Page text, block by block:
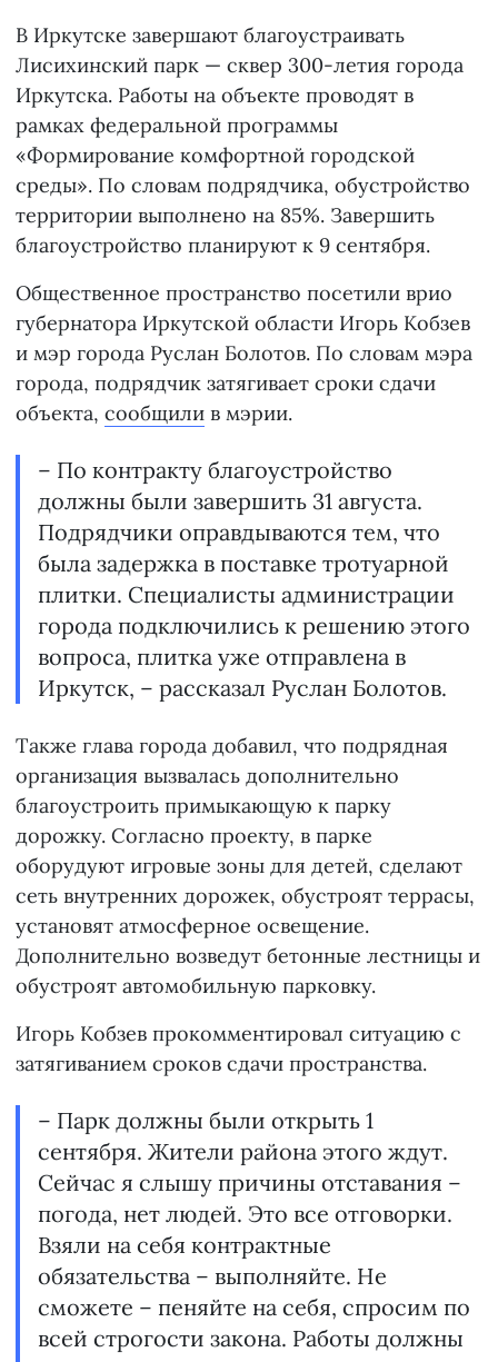
В Иркутске завершают благоустраивать
Лисихинский парк — сквер 300-летия города
Иркутска. Работы на объекте проводят в
рамках федеральной программы
«Формирование комфортной городской
среды». По словам подрядчика, обустройство
территории выполнено на 85%. Завершить
благоустройство планируют к 9 сентября.
Общественное пространство посетили врио
губернатора Иркутской области Игорь Кобзев
и мэр города Руслан Болотов. По словам мэра
города, подрядчик затягивает сроки сдачи
объекта, сообщили в мэрии.
– По контракту благоустройство
должны были завершить 31 августа.
Подрядчики оправдываются тем, что
была задержка в поставке тротуарной
плитки. Специалисты администрации
города подключились к решению этого
вопроса, плитка уже отправлена в
Иркутск, – рассказал Руслан Болотов.
Также глава города добавил, что подрядная
организация вызвалась дополнительно
благоустроить примыкающую к парку
дорожку. Согласно проекту, в парке
оборудуют игровые зоны для детей, сделают
сеть внутренних дорожек, обустроят террасы,
установят атмосферное освещение.
Дополнительно возведут бетонные лестницы и
обустроят автомобильную парковку.
Игорь Кобзев прокомментировал ситуацию с
затягиванием сроков сдачи пространства.
– Парк должны были открыть 1
сентября. Жители района этого ждут.
Сейчас я слышу причины отставания –
погода, нет людей. Это все отговорки.
Взяли на себя контрактные
обязательства – выполняйте. Не
сможете – пеняйте на себя, спросим по
всей строгости закона. Работы должны